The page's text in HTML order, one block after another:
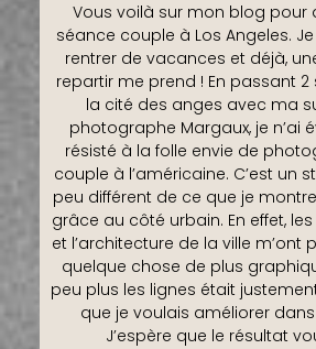
Vous voilà sur mon blog pour
séance couple à Los Angeles.
rentrer de vacances et déjà,
repartir me prend ! En passant
la cité des anges avec ma
photographe Margaux, je n’ai
résisté à la folle envie de
couple à l’américaine. C’est un
peu différent de ce que je
grâce au côté urbain. En effet,
et l’architecture de la ville m’ont
quelque chose de plus
peu plus les lignes était
que je voulais améliorer
J’espère que le résultat